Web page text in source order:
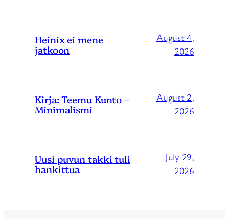
Heinix ei mene
jatkoon
August 4,
2026
Kirja: Teemu Kunto –
Minimalismi
August 2,
2026
Uusi puvun takki tuli
hankittua
July 29,
2026